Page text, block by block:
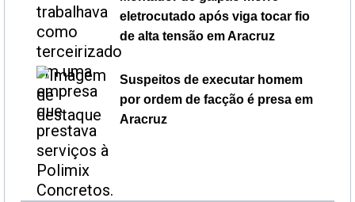
eletrocutado após viga tocar fio
de alta tensão em Aracruz
Suspeitos de executar homem
por ordem de facção é presa em
Aracruz